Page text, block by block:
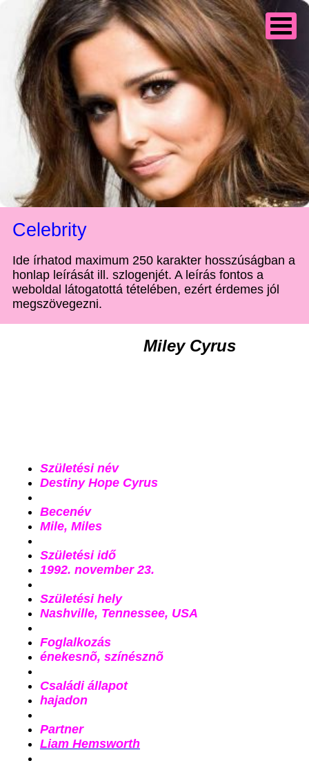
Celebrity
Ide írhatod maximum 250 karakter hosszúságban a
honlap leírását ill. szlogenjét. A leírás fontos a
weboldal látogatottá tételében, ezért érdemes jól
megszövegezni.
Miley Cyrus
Születési név
Destiny Hope Cyrus
Becenév
Mile, Miles
Születési idő
1992. november 23.
Születési hely
Nashville, Tennessee, USA
Foglalkozás
énekesnõ, színésznõ
Családi állapot
hajadon
Partner
Liam Hemsworth